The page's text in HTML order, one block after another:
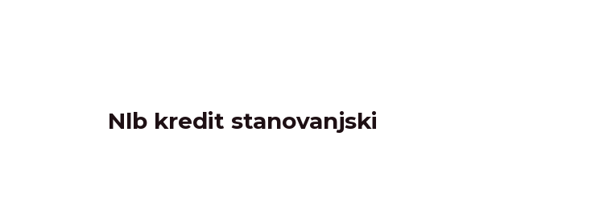
Nlb kredit stanovanjski